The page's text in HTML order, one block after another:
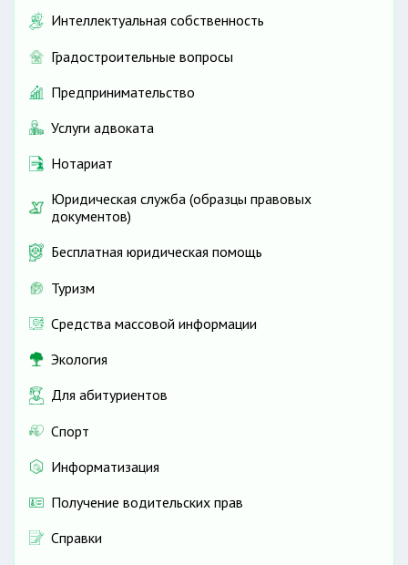
Интеллектуальная собственность
Градостроительные вопросы
Предпринимательство
Услуги адвоката
Нотариат
Юридическая служба (образцы правовых
документов)
Бесплатная юридическая помощь
Туризм
Средства массовой информации
Экология
Для абитуриентов
Спорт
Информатизация
Получение водительских прав
Справки